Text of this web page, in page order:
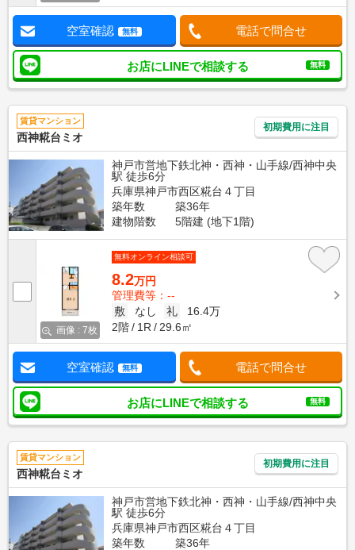
空室確認 無料 電話で問合せ
お店にLINEで相談する 無料
賃貸マンション
西神糀台ミオ
初期費用に注目
神戸市営地下鉄北神・西神・山手線/西神中央
駅 徒歩6分
兵庫県神戸市西区糀台４丁目
築年数
築36年
建物階数
5階建 (地下1階)
画像 : 7枚
無料オンライン相談可
8.2万円
管理費等：--
敷
なし 礼
16.4万
2階
1R 29.6㎡
空室確認 無料 電話で問合せ
お店にLINEで相談する 無料
賃貸マンション
西神糀台ミオ
初期費用に注目
神戸市営地下鉄北神・西神・山手線/西神中央
駅 徒歩6分
兵庫県神戸市西区糀台４丁目
築年数
築36年